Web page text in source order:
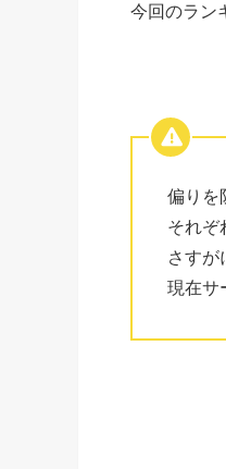
今回のラン
偏りを
それぞ
さすが
現在サ